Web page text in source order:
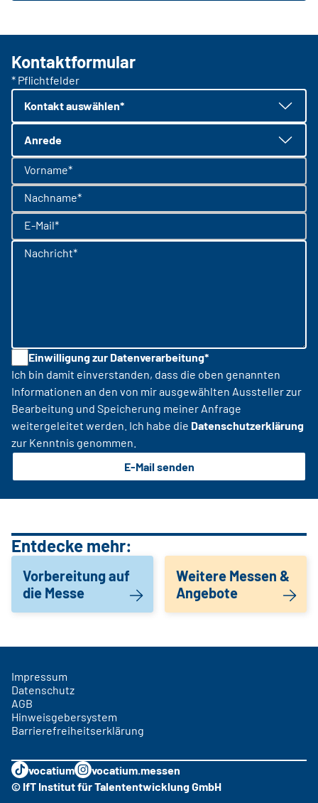
Kontaktformular
* Pflichtfelder
Kontakt auswählen*
Anrede
Vorname*
Nachname*
E-Mail*
Nachricht*
Einwilligung zur Datenverarbeitung*
Ich bin damit einverstanden, dass die oben genannten
Informationen an den von mir ausgewählten Aussteller zur
Bearbeitung und Speicherung meiner Anfrage
weitergeleitet werden. Ich habe die Datenschutzerklärung
zur Kenntnis genommen.
E-Mail senden
Entdecke mehr:
Vorbereitung auf
die Messe
Weitere Messen &
Angebote
Impressum
Datenschutz
AGB
Hinweisgebersystem
Barrierefreiheitserklärung
vocatium
vocatium.messen
© IfT Institut für Talententwicklung GmbH